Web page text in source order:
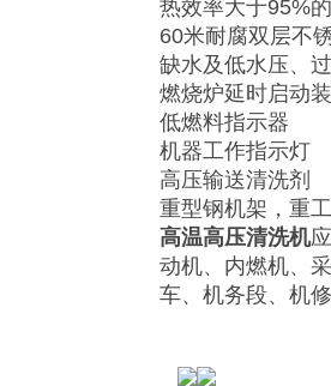
热效率大于95%
60米耐腐双层不
缺水及低水压、
燃烧炉延时启动
低燃料指示器
机器工作指示灯
高压输送清洗剂
重型钢机架，重
高温高压清洗机
动机、内燃机、
车、机务段、机